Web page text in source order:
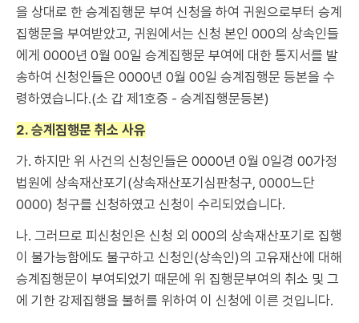
을 상대로 한 승계집행문 부여 신청을 하여 귀원으로부터 승계
집행문을 부여받았고, 귀원에서는 신청 본인 000의 상속인들
에게 0000년 0월 00일 승계집행문 부여에 대한 통지서를 발
송하여 신청인들은 0000년 0월 00일 승계집행문 등본을 수
령하였습니다.(소 갑 제1호증 - 승계집행문등본)
2. 승계집행문 취소 사유
가. 하지만 위 사건의 신청인들은 0000년 0월 0일경 00가정
법원에 상속재산포기(상속재산포기심판청구, 0000느단
0000) 청구를 신청하였고 신청이 수리되었습니다.
나. 그러므로 피신청인은 신청 외 000의 상속재산포기로 집행
이 불가능함에도 불구하고 신청인(상속인)의 고유재산에 대해
승계집행문이 부여되었기 때문에 위 집행문부여의 취소 및 그
에 기한 강제집행을 불허를 위하여 이 신청에 이른 것입니다.